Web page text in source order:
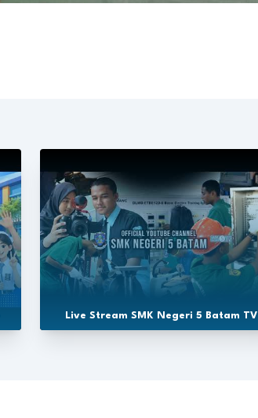
Live Stream SMK Negeri 5 Batam TV